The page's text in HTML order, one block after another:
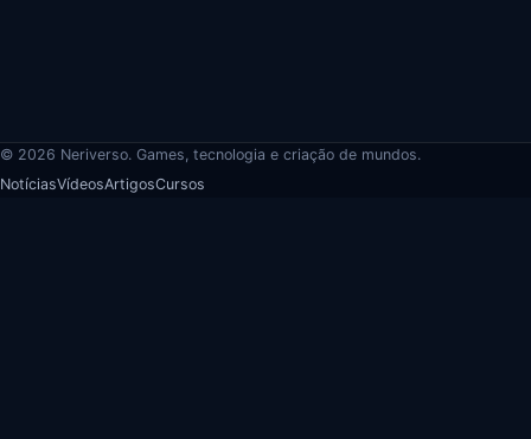
© 2026 Neriverso. Games, tecnologia e criação de mundos.
NotíciasVídeosArtigosCursos